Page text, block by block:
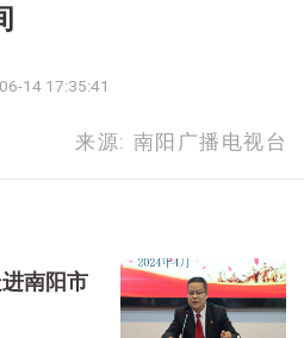
14 17:35:41
来源: 南阳广播电视台
南阳市